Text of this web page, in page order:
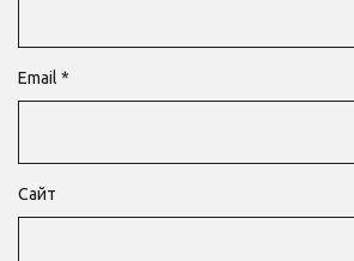
Email *
Сайт